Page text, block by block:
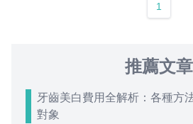
1
推薦文章
牙齒美白費用全解析：各種方
對象